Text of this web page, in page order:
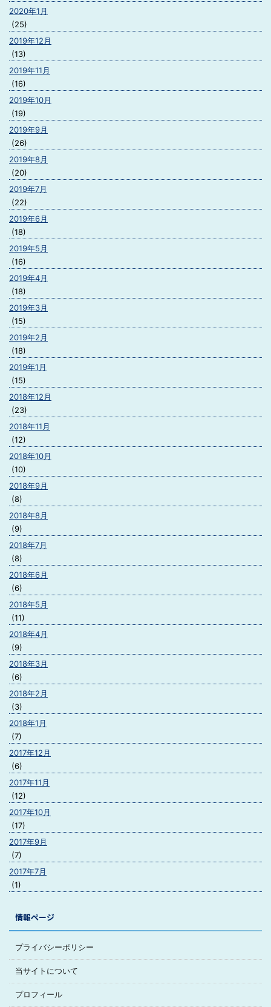
2020年1月
(25)
2019年12月
(13)
2019年11月
(16)
2019年10月
(19)
2019年9月
(26)
2019年8月
(20)
2019年7月
(22)
2019年6月
(18)
2019年5月
(16)
2019年4月
(18)
2019年3月
(15)
2019年2月
(18)
2019年1月
(15)
2018年12月
(23)
2018年11月
(12)
2018年10月
(10)
2018年9月
(8)
2018年8月
(9)
2018年7月
(8)
2018年6月
(6)
2018年5月
(11)
2018年4月
(9)
2018年3月
(6)
2018年2月
(3)
2018年1月
(7)
2017年12月
(6)
2017年11月
(12)
2017年10月
(17)
2017年9月
(7)
2017年7月
(1)
情報ページ
プライバシーポリシー
当サイトについて
プロフィール